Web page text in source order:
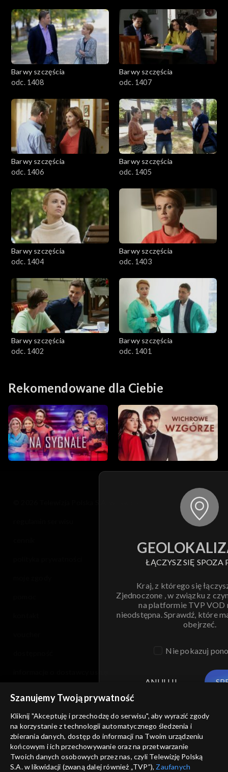
Barwy szczęścia
odc. 1408
Barwy szczęścia
odc. 1407
Barwy szczęścia
odc. 1406
Barwy szczęścia
odc. 1405
Barwy szczęścia
odc. 1404
Barwy szczęścia
odc. 1403
Barwy szczęścia
odc. 1402
Barwy szczęścia
odc. 1401
Rekomendowane dla Ciebie
ŁĄCZYSZ SIĘ SPOZA
Kraj, z którego się
Zjednoczone , w związku z
na platformie TVP VOD
nieodstępna. Sprawdź, które
obejrzeć.
Nie pokazuj
ANULUJ
Szanujemy Twoją prywatność
Kliknij "Akceptuję i przechodzę do serwisu", aby wyrazić zgody
na korzystanie z technologii automatycznego śledzenia i
zbierania danych, dostęp do informacji na Twoim urządzeniu
końcowym i ich przechowywanie oraz na przetwarzanie
Twoich danych osobowych przez nas, czyli Telewizję Polską
S.A. w likwidacji (zwaną dalej również „TVP”), Zaufanych